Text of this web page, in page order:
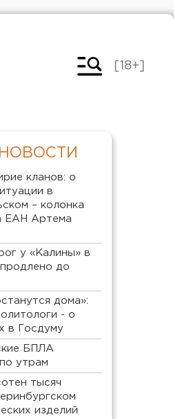
[18+]
кланов: о
в
– колонка
ЕАН Артема
у «Калины» в
до
дома»:
- о
в Госдуму
БПЛА
утрам
тысяч
изделий